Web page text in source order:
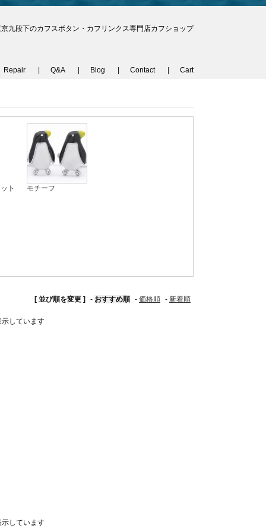
九段下のカフスボタン・カフリンクス専門店カフショップ
Repair Q&A Blog Contact Cart
ト モチーフ
[ 並び順を変更 ] - おすすめ順 - 価格順 - 新着順
しています
しています